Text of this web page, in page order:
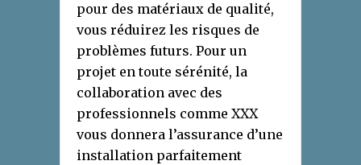
pour des matériaux de qualité,
vous réduirez les risques de
problèmes futurs. Pour un
projet en toute sérénité, la
collaboration avec des
professionnels comme XXX
vous donnera l’assurance d’une
installation parfaitement